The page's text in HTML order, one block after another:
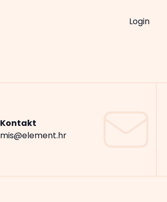
Login
Kontakt
mis@element.hr